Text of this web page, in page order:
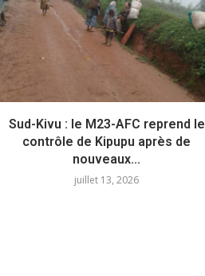
Sud-Kivu : le M23-AFC reprend le
contrôle de Kipupu après de
nouveaux...
juillet 13, 2026